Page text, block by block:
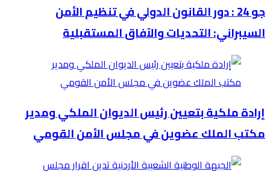
جو 24 : دور القانون الدولي في تنظيم الأمن
السيبراني: التحديات والآفاق المستقبلية
إرادة ملكية بتعيين رئيس الديوان الملكي ومدير
مكتب الملك عضوين في مجلس الأمن القومي